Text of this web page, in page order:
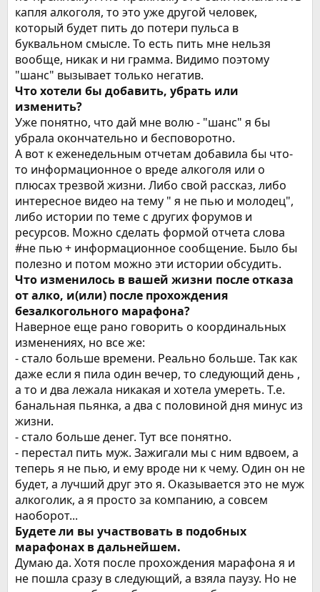
капля алкоголя, то это уже другой человек,
который будет пить до потери пульса в
буквальном смысле. То есть пить мне нельзя
вообще, никак и ни грамма. Видимо поэтому
"шанс" вызывает только негатив.
Что хотели бы добавить, убрать или
изменить?
Уже понятно, что дай мне волю - "шанс" я бы
убрала окончательно и бесповоротно.
А вот к еженедельным отчетам добавила бы что-
то информационное о вреде алкоголя или о
плюсах трезвой жизни. Либо свой рассказ, либо
интересное видео на тему " я не пью и молодец",
либо истории по теме с других форумов и
ресурсов. Можно сделать формой отчета слова
#не пью + информационное сообщение. Было бы
полезно и потом можно эти истории обсудить.
Что изменилось в вашей жизни после отказа
от алко, и(или) после прохождения
безалкогольного марафона?
Наверное еще рано говорить о координальных
изменениях, но все же:
- стало больше времени. Реально больше. Так как
даже если я пила один вечер, то следующий день ,
а то и два лежала никакая и хотела умереть. Т.е.
банальная пьянка, а два с половиной дня минус из
жизни.
- стало больше денег. Тут все понятно.
- перестал пить муж. Зажигали мы с ним вдвоем, а
теперь я не пью, и ему вроде ни к чему. Один он не
будет, а лучший друг это я. Оказывается это не муж
алкоголик, а я просто за компанию, а совсем
наоборот...
Будете ли вы участвовать в подобных
марафонах в дальнейшем.
Думаю да. Хотя после прохождения марафона я и
не пошла сразу в следующий, а взяла паузу. Но не